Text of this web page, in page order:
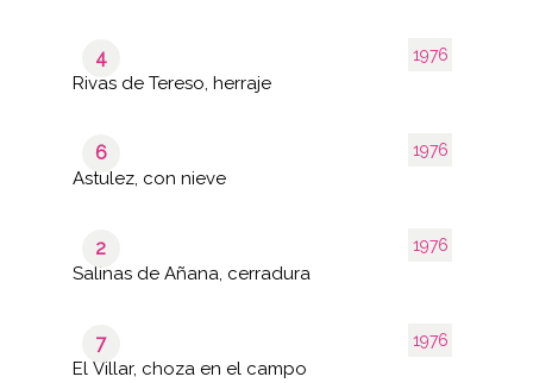
1976
4
Rivas de Tereso, herraje
1976
6
Astulez, con nieve
1976
2
Salinas de Añana, cerradura
1976
7
El Villar, choza en el campo